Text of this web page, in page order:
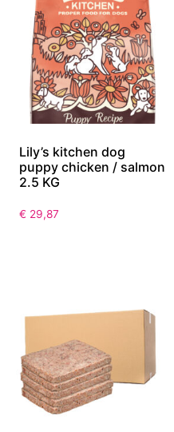
Lily’s kitchen dog
puppy chicken / salmon
2.5 KG
€ 29,87